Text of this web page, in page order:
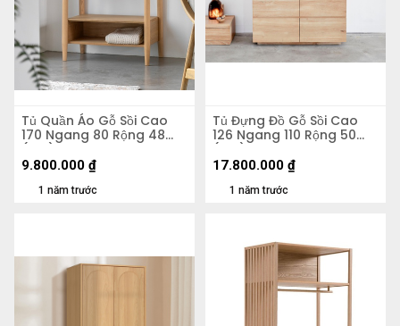
Tủ Quần Áo Gỗ Sồi Cao
170 Ngang 80 Rộng 48
(cm)
1 năm trước
9.800.000 ₫
Tủ Đựng Đồ Gỗ Sồi Cao
126 Ngang 110 Rộng 50
(cm)
1 năm trước
17.800.000 ₫